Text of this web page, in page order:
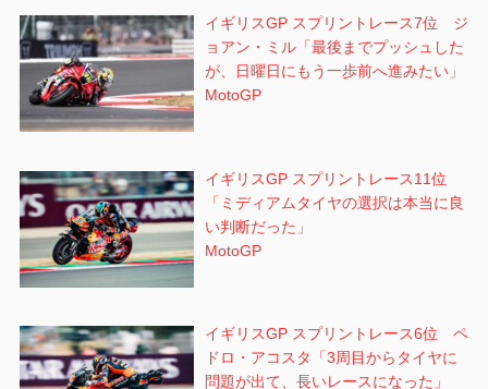
イギリスGP スプリントレース7位 ジ
ョアン・ミル「最後までプッシュした
が、日曜日にもう一歩前へ進みたい」
MotoGP
イギリスGP スプリントレース11位
「ミディアムタイヤの選択は本当に良
い判断だった」
MotoGP
イギリスGP スプリントレース6位 ペ
ドロ・アコスタ「3周目からタイヤに
問題が出て、長いレースになった」